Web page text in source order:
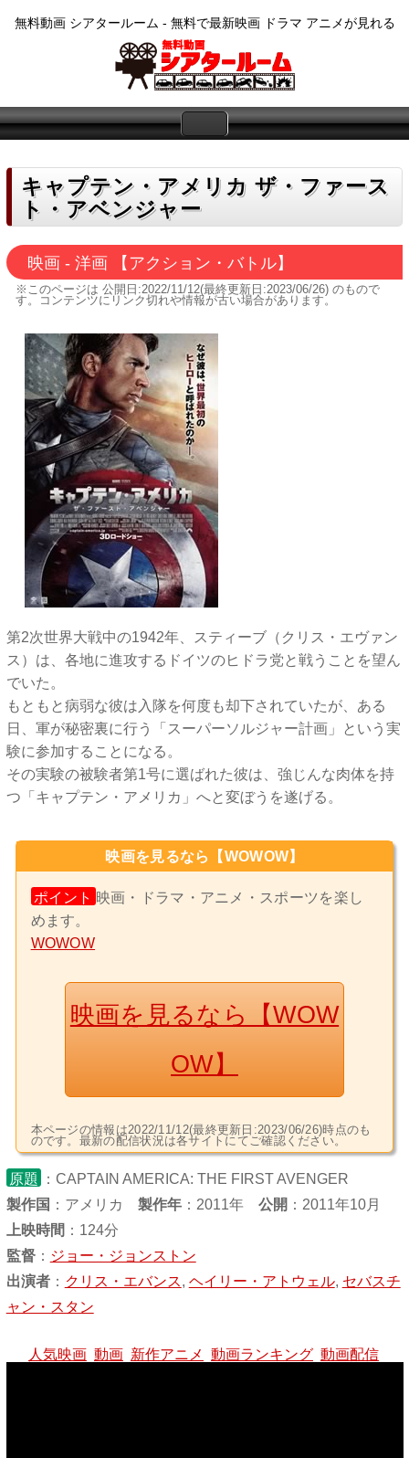
無料動画 シアタールーム - 無料で最新映画 ドラマ アニメが見れる
キャプテン・アメリカ ザ・ファース
ト・アベンジャー
映画 - 洋画 【アクション・バトル】
※このページは 公開日:2022/11/12(最終更新日:2023/06/26)のもので
す。コンテンツにリンク切れや情報が古い場合があります。
第2次世界大戦中の1942年、スティーブ（クリス・エヴァン
ス）は、各地に進攻するドイツのヒドラ党と戦うことを望ん
でいた。
もともと病弱な彼は入隊を何度も却下されていたが、ある
日、軍が秘密裏に行う「スーパーソルジャー計画」という実
験に参加することになる。
その実験の被験者第1号に選ばれた彼は、強じんな肉体を持
つ「キャプテン・アメリカ」へと変ぼうを遂げる。
映画を見るなら【WOWOW】
ポイント 映画・ドラマ・アニメ・スポーツを楽し
めます。
WOWOW
映画を見るなら【WOW
OW】
本ページの情報は2022/11/12(最終更新日:2023/06/26)時点のも
のです。最新の配信状況は各サイトにてご確認ください。
原題
：CAPTAIN AMERICA: THE FIRST AVENGER
製作国 ： アメリカ 製作年：2011年 公開 ：2011年10月
上映時間 ：124分
監督： ジョー・ジョンストン
出演者： クリス・エバンス, ヘイリー・アトウェル, セバスチ
ャン・スタン
人気映画 動画 新作アニメ 動画ランキング 動画配信